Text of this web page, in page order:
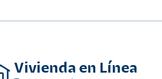
Vivienda en Línea